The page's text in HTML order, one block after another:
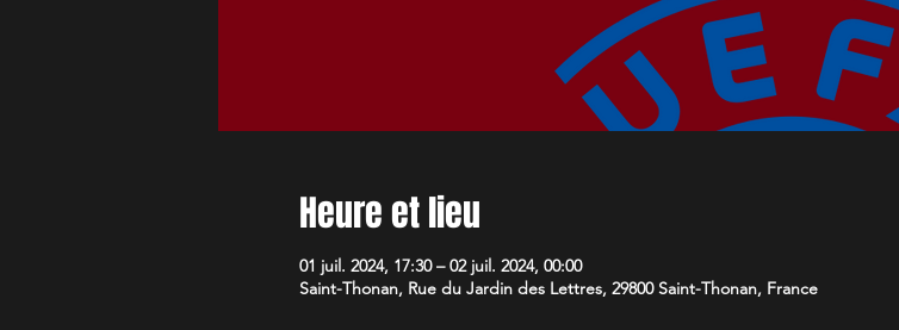
Heure et lieu
01 juil. 2024, 17:30 – 02 juil. 2024, 00:00
Saint-Thonan, Rue du Jardin des Lettres, 29800 Saint-Thonan, France